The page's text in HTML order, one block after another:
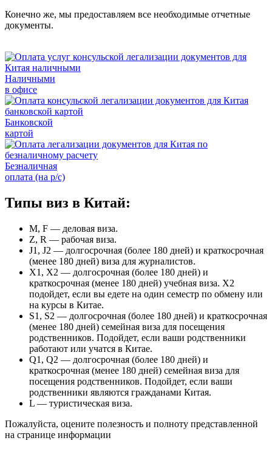
Конечно же, мы предоставляем все необходимые отчетные
документы.
Наличными
в офисе
Банковской
картой
Безналичная
оплата (на р/с)
Типы виз в Китай:
M, F — деловая виза.
Z, R — рабочая виза.
J1, J2 — долгосрочная (более 180 дней) и краткосрочная
(менее 180 дней) виза для журналистов.
X1, X2 — долгосрочная (более 180 дней) и
краткосрочная (менее 180 дней) учебная виза. X2
подойдет, если вы едете на один семестр по обмену или
на курсы в Китае.
S1, S2 — долгосрочная (более 180 дней) и краткосрочная
(менее 180 дней) семейная виза для посещения
родственников. Подойдет, если ваши родственники
работают или учатся в Китае.
Q1, Q2 — долгосрочная (более 180 дней) и
краткосрочная (менее 180 дней) семейная виза для
посещения родственников. Подойдет, если ваши
родственники являются гражданами Китая.
L — туристическая виза.
Пожалуйста, оцените полезность и полноту представленной
на странице информации